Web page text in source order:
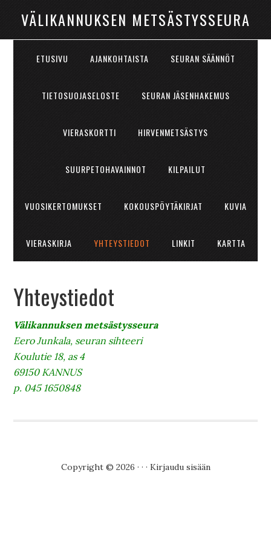
VÄLIKANNUKSEN METSÄSTYSSEURA
ETUSIVU AJANKOHTAISTA SEURAN SÄÄNNÖT
TIETOSUOJASELOSTE SEURAN JÄSENHAKEMUS
VIERASKORTTI HIRVENMETSÄSTYS
SUURPETOHAVAINNOT KILPAILUT
VUOSIKERTOMUKSET KOKOUSPÖYTÄKIRJAT KUVIA
VIERASKIRJA YHTEYSTIEDOT LINKIT KARTTA
Yhteystiedot
Välikannuksen metsästysseura
Eero Junkala, seuran sihteeri
Koulutie 18, as 4
69150 KANNUS
p. 045 1650848
Copyright © 2026 · · · Kirjaudu sisään